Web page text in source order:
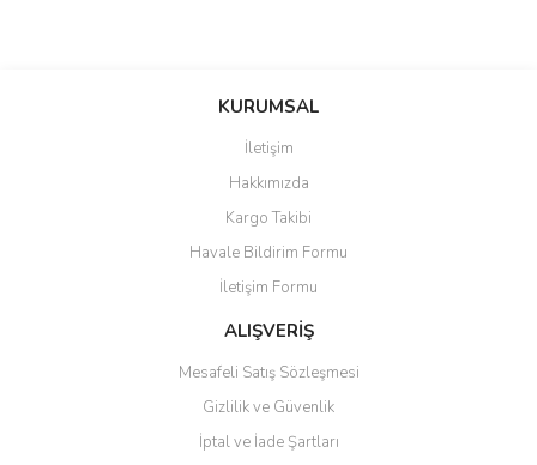
Bu ürüne ilk yorumu siz yapın!
Ürün resmi kalitesiz, bozuk veya görüntülenemiyor.
Ürün açıklamasında eksik bilgiler bulunuyor.
Ürün bilgilerinde hatalar bulunuyor.
Ürün fiyatı diğer sitelerden daha pahalı.
Bu ürüne benzer farklı alternatifler olmalı.
KURUMSAL
İletişim
Hakkımızda
Kargo Takibi
Havale Bildirim Formu
İletişim Formu
ALIŞVERİŞ
Mesafeli Satış Sözleşmesi
Gizlilik ve Güvenlik
İptal ve İade Şartları